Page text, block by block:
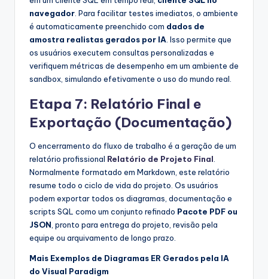
navegador . Para facilitar testes imediatos, o ambiente
é automaticamente preenchido com dados de
amostra realistas gerados por IA . Isso permite que
os usuários executem consultas personalizadas e
verifiquem métricas de desempenho em um ambiente de
sandbox, simulando efetivamente o uso do mundo real.
Etapa 7: Relatório Final e
Exportação (Documentação)
O encerramento do fluxo de trabalho é a geração de um
relatório profissional Relatório de Projeto Final
Normalmente formatado em Markdown, este relatório
resume todo o ciclo de vida do projeto. Os usuários
podem exportar todos os diagramas, documentação e
scripts SQL como um conjunto refinado Pacote PDF ou
JSON , pronto para entrega do projeto, revisão pela
equipe ou arquivamento de longo prazo.
Mais Exemplos de Diagramas ER Gerados pela IA
do Visual Paradigm